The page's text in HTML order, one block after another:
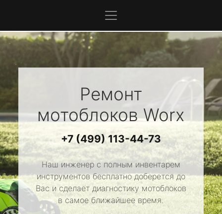
Ремонт
мотоблоковWorx
+7 (499) 113-44-73
Наш инженер с полным инвентарем
инструментов бесплатно доберется до
Вас и сделает диагностику мотоблоков
в самое ближайшее время.